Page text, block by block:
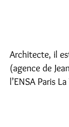
Architecte, il
(agence de
l’ENSA Paris